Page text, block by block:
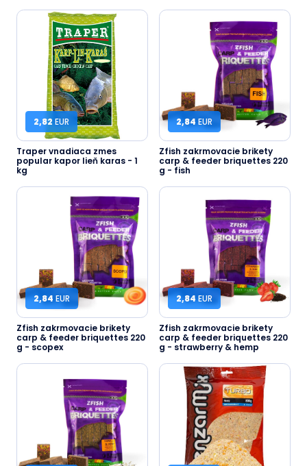
2,82 EUR
Traper vnadiaca zmes
popular kapor lieň karas - 1
kg
2,84 EUR
Zfish zakrmovacie brikety
carp & feeder briquettes 220
g - fish
2,84 EUR
Zfish zakrmovacie brikety
carp & feeder briquettes 220
g - scopex
2,84 EUR
Zfish zakrmovacie brikety
carp & feeder briquettes 220
g - strawberry & hemp